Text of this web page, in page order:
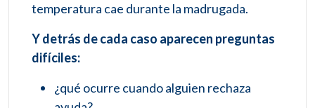
temperatura cae durante la madrugada.
Y detrás de cada caso aparecen preguntas
difíciles:
¿qué ocurre cuando alguien rechaza